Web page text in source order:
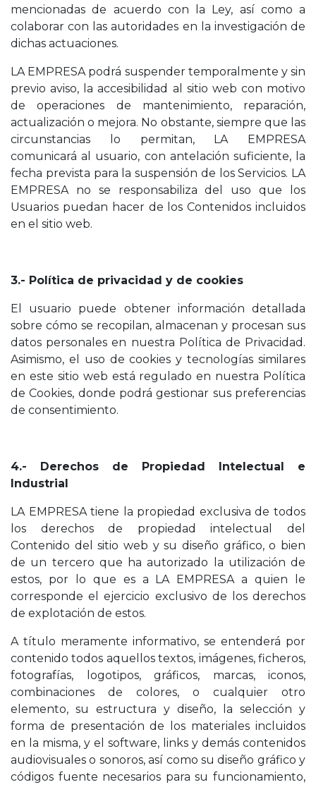
mencionadas de acuerdo con la Ley, así como a
colaborar con las autoridades en la investigación de
dichas actuaciones.
LA EMPRESA podrá suspender temporalmente y sin
previo aviso, la accesibilidad al sitio web con motivo
de operaciones de mantenimiento, reparación,
actualización o mejora. No obstante, siempre que las
circunstancias lo permitan, LA EMPRESA
comunicará al usuario, con antelación suficiente, la
fecha prevista para la suspensión de los Servicios. LA
EMPRESA no se responsabiliza del uso que los
Usuarios puedan hacer de los Contenidos incluidos
en el sitio web.
3.- Política de privacidad y de cookies
El usuario puede obtener información detallada
sobre cómo se recopilan, almacenan y procesan sus
datos personales en nuestra Política de Privacidad.
Asimismo, el uso de cookies y tecnologías similares
en este sitio web está regulado en nuestra Política
de Cookies, donde podrá gestionar sus preferencias
de consentimiento.
4.- Derechos de Propiedad Intelectual e
Industrial
LA EMPRESA tiene la propiedad exclusiva de todos
los derechos de propiedad intelectual del
Contenido del sitio web y su diseño gráfico, o bien
de un tercero que ha autorizado la utilización de
estos, por lo que es a LA EMPRESA a quien le
corresponde el ejercicio exclusivo de los derechos
de explotación de estos.
A título meramente informativo, se entenderá por
contenido todos aquellos textos, imágenes, ficheros,
fotografías, logotipos, gráficos, marcas, iconos,
combinaciones de colores, o cualquier otro
elemento, su estructura y diseño, la selección y
forma de presentación de los materiales incluidos
en la misma, y el software, links y demás contenidos
audiovisuales o sonoros, así como su diseño gráfico y
códigos fuente necesarios para su funcionamiento,